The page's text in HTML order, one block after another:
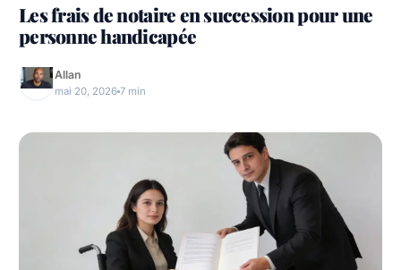
Finance
Immobilier
Les frais de notaire en succession pour une
personne handicapée
Allan
mai 20, 2026 7 min